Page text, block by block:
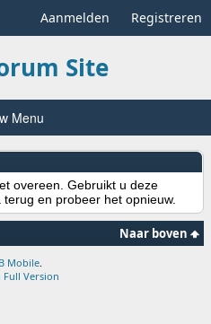
Aanmelden Registreren
Site
Menu
overeen. Gebruikt u deze
en probeer het opnieuw.
Naar boven
Mobile
Full Version